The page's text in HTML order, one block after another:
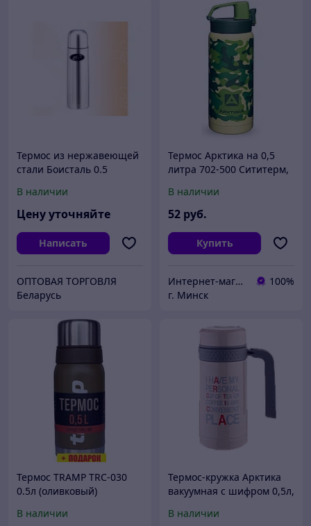
Термос из нержавеющей
стали Боисталь 0.5
В наличии
Цену уточняйте
Написать
ОПТОВАЯ ТОРГОВЛЯ
Беларусь
Термос Арктика на 0,5
литра 702-500 Сититерм,
В наличии
52 руб.
Купить
Интернет-магазин Union.shop
100%
г. Минск
Термос TRAMP TRC-030
0.5л (оливковый)
В наличии
Термос-кружка Арктика
вакуумная с шифром 0,5л,
В наличии